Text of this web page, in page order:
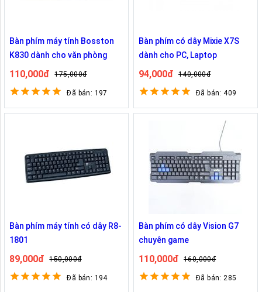
Bàn phím máy tính Bosston
K830 dành cho văn phòng
110,000đ 175,000đ
Đã bán: 197
Bàn phím có dây Mixie X7S
dành cho PC, Laptop
94,000đ 140,000đ
Đã bán: 409
Bàn phím máy tính có dây R8-
1801
89,000đ 150,000đ
Đã bán: 194
Bàn phím có dây Vision G7
chuyên game
110,000đ 160,000đ
Đã bán: 285